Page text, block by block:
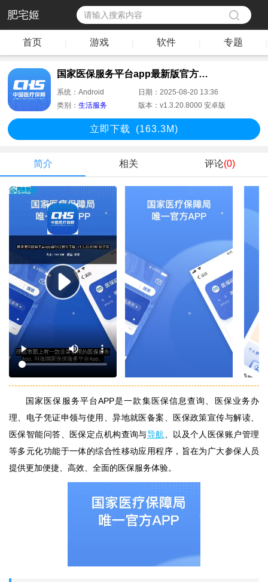
肥宅姬
首页 游戏 软件 专题
国家医保服务平台app最新版官方下载
系统：Android 日期：2025-08-20 13:36
类别：生活服务 版本：v1.3.20.8000 安卓版
立即下载 (163.3M)
简介 相关 评论(0)
国家医保服务平台APP是一款集医保信息查询、医保业务办
理、电子凭证申领与使用、异地就医备案、医保政策宣传与解读、
医保智能问答、医保定点机构查询与导航
、以及个人医保账户管理
等多元化功能于一体的综合性移动应用程序，旨在为广大参保人员
提供更加便捷、高效、全面的医保服务体验。